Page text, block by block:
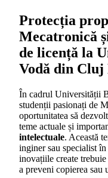
Protecția
Mecatronică
de licență la
Vodă din Cluj
În cadrul Universității
studenții pasionați de
oportunitatea să
teme actuale și
intelectuale. Această
inginer sau specialist
inovațiile create
a preveni copierea sau